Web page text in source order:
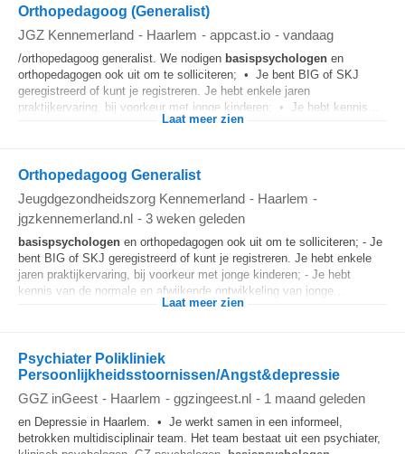
Orthopedagoog (Generalist)
JGZ Kennemerland - Haarlem - appcast.io - vandaag
/orthopedagoog generalist. We nodigen basispsychologen en
orthopedagogen ook uit om te solliciteren; • Je bent BIG of SKJ
geregistreerd of kunt je registreren. Je hebt enkele jaren
praktijkervaring, bij voorkeur met jonge kinderen; • Je hebt kennis...
Laat meer zien
Orthopedagoog Generalist
Jeugdgezondheidszorg Kennemerland - Haarlem -
jgzkennemerland.nl - 3 weken geleden
basispsychologen en orthopedagogen ook uit om te solliciteren; - Je
bent BIG of SKJ geregistreerd of kunt je registreren. Je hebt enkele
jaren praktijkervaring, bij voorkeur met jonge kinderen; - Je hebt
kennis van de normale en afwijkende ontwikkeling van jonge...
Laat meer zien
Psychiater Polikliniek
Persoonlijkheidsstoornissen/Angst&depressie
GGZ inGeest - Haarlem - ggzingeest.nl - 1 maand geleden
en Depressie in Haarlem. • Je werkt samen in een informeel,
betrokken multidisciplinair team. Het team bestaat uit een psychiater,